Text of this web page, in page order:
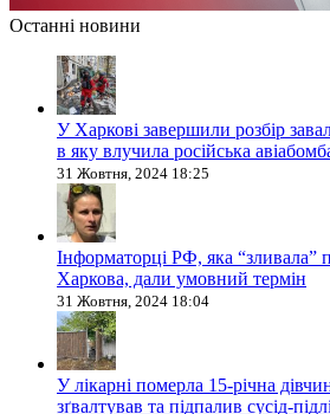
Останні новини
У Харкові завершили розбір
в яку влучила російська
31 Жовтня, 2024 18:25
Інформаторці РФ, яка “зливала”
Харкова, дали умовний термін
31 Жовтня, 2024 18:04
У лікарні померла 15-річна
зґвалтував та підпалив сусід-